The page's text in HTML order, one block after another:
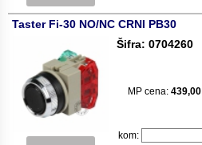
Taster Fi-30 NO/NC CRNI PB30
Šifra: 0704260
MP cena: 439,00
kom: